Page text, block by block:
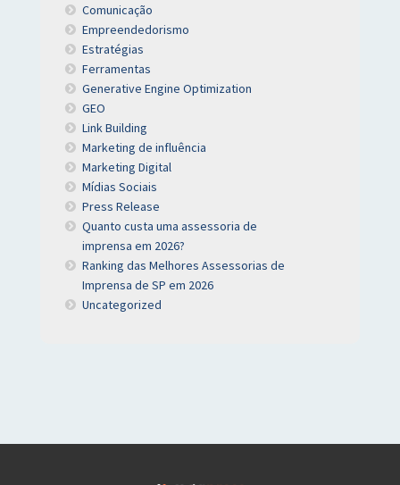
Comunicação
Empreendedorismo
Estratégias
Ferramentas
Generative Engine Optimization
GEO
Link Building
Marketing de influência
Marketing Digital
Mídias Sociais
Press Release
Quanto custa uma assessoria de
imprensa em 2026?
Ranking das Melhores Assessorias de
Imprensa de SP em 2026
Uncategorized